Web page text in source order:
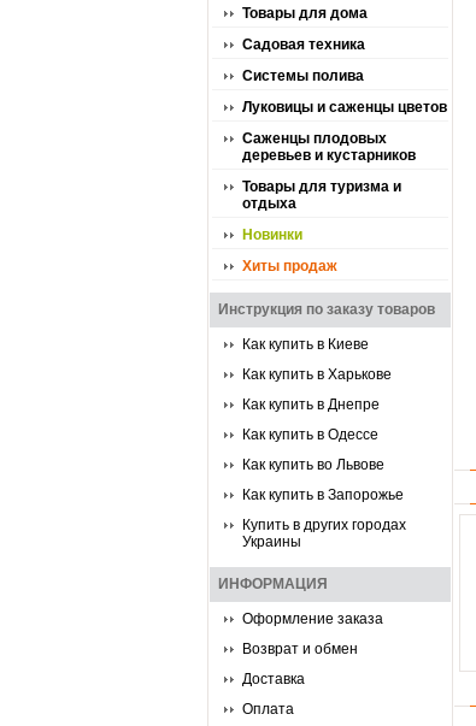
Товары для дома
Садовая техника
Системы полива
Луковицы и саженцы цветов
Саженцы плодовых
деревьев и кустарников
Товары для туризма и
отдыха
Новинки
Хиты продаж
Инструкция по заказу товаров
Как купить в Киеве
Как купить в Харькове
Как купить в Днепре
Как купить в Одессе
Как купить во Львове
Как купить в Запорожье
Купить в других городах
Украины
ИНФОРМАЦИЯ
Оформление заказа
Возврат и обмен
Доставка
Оплата